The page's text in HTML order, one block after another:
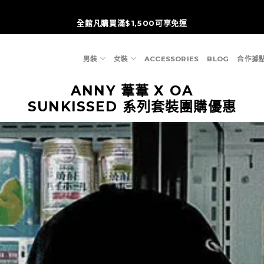
全館凡購買滿$1,500可享免運
男裝 女裝 ACCESSORIES BLOG 合作據
ANNY 葦葦 X OA
SUNKISSED 系列套裝團購優惠